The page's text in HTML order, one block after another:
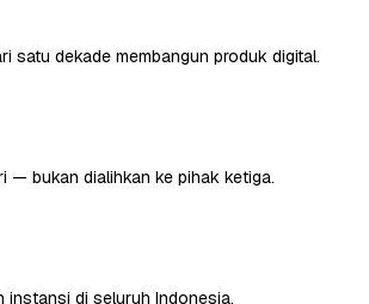
satu dekade membangun produk digital.
— bukan dialihkan ke pihak ketiga.
instansi di seluruh Indonesia.